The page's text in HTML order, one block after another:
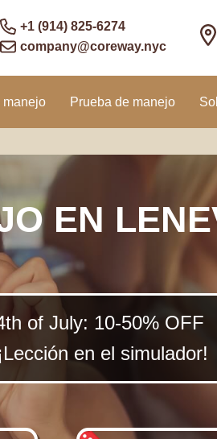
+1 (914) 825-6274
company@coreway.nyc
manejo Prueba de manejo
EN
of July: 10-50% OFF
en el simulador!